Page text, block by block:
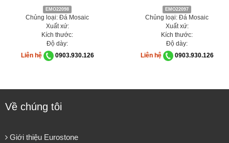
EMO22098
Chủng loại: Đá Mosaic
Xuất xứ:
Kích thước:
Độ dày:
Liên hệ
0903.930.126
EMO22097
Chủng loại: Đá Mosaic
Xuất xứ:
Kích thước:
Độ dày:
Liên hệ
0903.930.126
Về chúng tôi
Giới thiệu Eurostone